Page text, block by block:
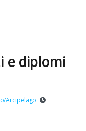
e diplomi
Arcipelago